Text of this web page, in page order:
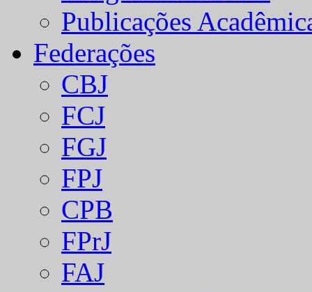
Publicações
Federações
CBJ
FCJ
FGJ
FPJ
CPB
FPrJ
FAJ